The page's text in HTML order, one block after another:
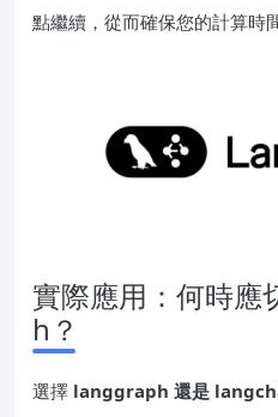
點繼續，從而確保您的計算時
實際應用：何時應
h？
選擇 langgraph 還是